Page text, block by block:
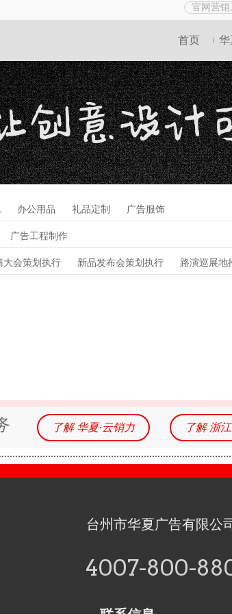
官网营销
首页 华
办公用品 礼品定制 广告服饰
广告工程制作
大会策划执行 新品发布会策划执行 路演巡展地
了解 华夏·云销力 了解 浙
台州市华夏广告有限公
4007-800-